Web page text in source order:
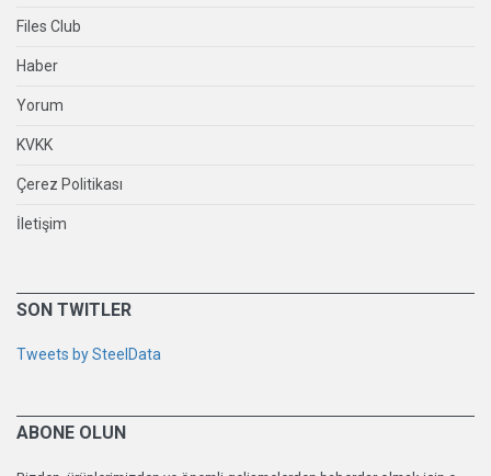
Files Club
Haber
Yorum
KVKK
Çerez Politikası
İletişim
SON TWITLER
Tweets by SteelData
ABONE OLUN